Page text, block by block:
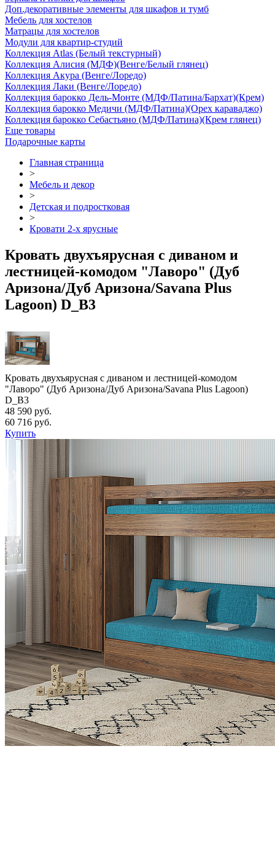
Доп.декоративные элементы для шкафов и тумб
Мебель для хостелов
Матрацы для хостелов
Модули для квартир-студий
Коллекция Atlas (Белый текстурный)
Коллекция Алисия (МДФ)(Венге/Белый глянец)
Коллекция Акура (Венге/Лоредо)
Коллекция Лаки (Венге/Лоредо)
Коллекция барокко Дель-Монте (МДФ/Патина/Бархат)(Крем)
Коллекция барокко Медичи (МДФ/Патина)(Орех караваджо)
Коллекция барокко Себастьяно (МДФ/Патина)(Крем глянец)
Еще товары
Подарочные карты
Главная страница
>
Мебель и декор
>
Детская и подростковая
>
Кровати 2-х ярусные
Кровать двухъярусная с диваном и
лестницей-комодом "Лаворо" (Дуб
Аризона/Дуб Аризона/Savana Plus
Lagoon) D_B3
Кровать двухъярусная с диваном и лестницей-комодом
"Лаворо" (Дуб Аризона/Дуб Аризона/Savana Plus Lagoon)
D_B3
48 590 руб.
60 716 руб.
Купить